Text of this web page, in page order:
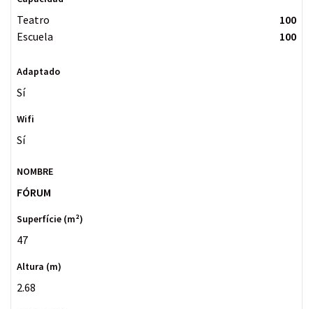
Teatro
100
Escuela
100
Sí
Sí
FÓRUM
47
2.68